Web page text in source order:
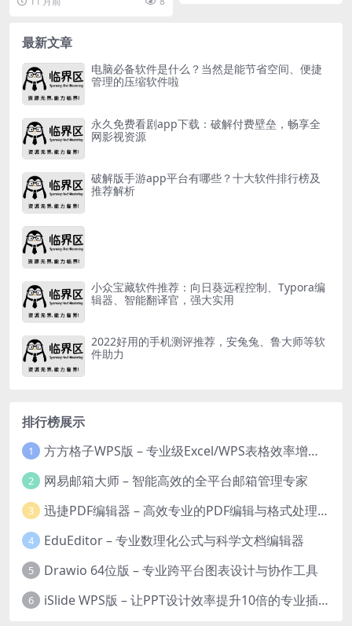
最新文章
电脑必备软件是什么？当然是能节省空间、便捷
管理的压缩软件啦
永久免费看剧app下载：破解付费壁垒，畅享全
网影视资源
破解版手游app平台有哪些？十大软件排行榜及
推荐解析
小众宝藏软件推荐：向日葵远程控制、Typora编
辑器、智能翻译官，强大实用
2022好用的手机测评推荐，安兔兔、鲁大师等软
件助力
排行榜展示
1 方方格子WPS版 – 专业级Excel/WPS表格效率增强插件
2 网易邮箱大师 – 智能高效的全平台邮箱管理专家
3 迅捷PDF编辑器 – 高效专业的PDF编辑与格式处理工具
4 EduEditor – 专业数理化公式与科学文档编辑器
5 Drawio 64位版 – 专业跨平台图表设计与协作工具
6 iSlide WPS版 – 让PPT设计效率提升10倍的专业插件